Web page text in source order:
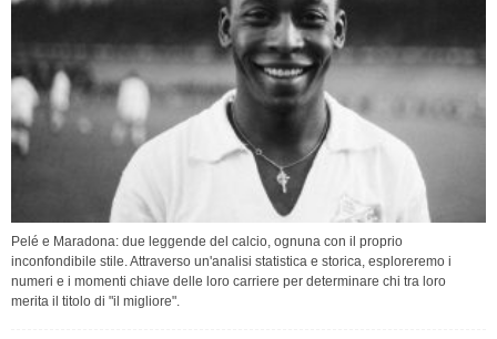
Pelé e Maradona: due leggende del calcio, ognuna con il proprio
inconfondibile stile. Attraverso un'analisi statistica e storica, esploreremo i
numeri e i momenti chiave delle loro carriere per determinare chi tra loro
merita il titolo di "il migliore".